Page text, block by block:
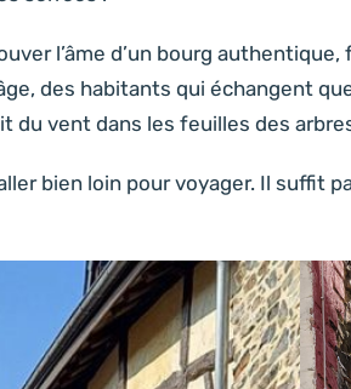
l’âme d’un bourg
des habitants qui échangent
du vent dans les feuilles des
bien loin pour voyager. Il suffit